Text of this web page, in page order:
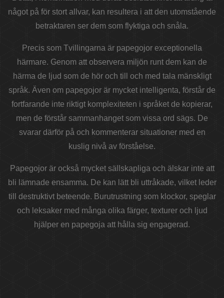
något på för stort allvar, kan resultera i att den utomstående
betraktaren ser dem som flyktiga och snåla.
Precis som Tvillingarna är papegojor exceptionella
härmare. Genom att observera miljön runt dem kan de
härma de ljud som de hör och till och med tala mänskligt
språk. Även om papegojor är mycket intelligenta, förstår de
fortfarande inte riktigt komplexiteten i språket de kopierar,
men de förstår sammanhanget som vissa ord sägs. De
svarar därför på och kommenterar situationer med en
kuslig nivå av förståelse.
Papegojor är också mycket sällskapliga och älskar inte att
bli lämnade ensamma. De kan lätt bli uttråkade, vilket leder
till destruktivt beteende. Burutrustning som klockor, speglar
och leksaker med många olika färger, texturer och ljud
hjälper en papegoja att hålla sig engagerad.